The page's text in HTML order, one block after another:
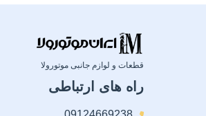
قطعات و لوازم جانبی موتورولا
راه های ارتباطی